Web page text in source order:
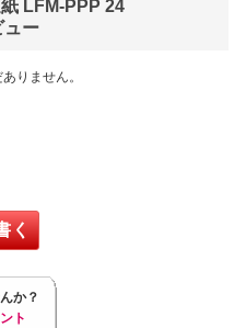
LFM-PPP 24
ュー
りません。
く
か？
ト